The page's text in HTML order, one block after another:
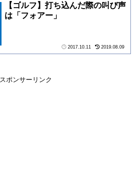
【ゴルフ】打ち込んだ際の叫び声
は「フォアー」
2017.10.11 2019.08.09
スポンサーリンク